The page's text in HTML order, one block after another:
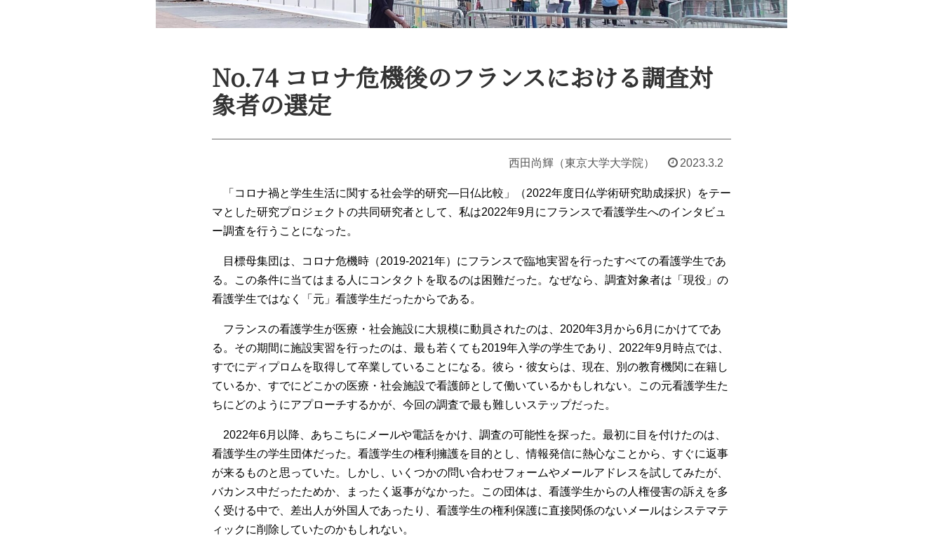
No.74 コロナ危機後のフランスにおける調査対
象者の選定
西田尚輝（東京大学大学院） 2023.3.2
「コロナ禍と学生生活に関する社会学的研究―日仏比較」（2022年度日仏学術研究助成採択）をテー
マとした研究プロジェクトの共同研究者として、私は2022年9月にフランスで看護学生へのインタビュ
ー調査を行うことになった。
目標母集団は、コロナ危機時（2019-2021年）にフランスで臨地実習を行ったすべての看護学生であ
る。この条件に当てはまる人にコンタクトを取るのは困難だった。なぜなら、調査対象者は「現役」の
看護学生ではなく「元」看護学生だったからである。
フランスの看護学生が医療・社会施設に大規模に動員されたのは、2020年3月から6月にかけてであ
る。その期間に施設実習を行ったのは、最も若くても2019年入学の学生であり、2022年9月時点では、
すでにディプロムを取得して卒業していることになる。彼ら・彼女らは、現在、別の教育機関に在籍し
ているか、すでにどこかの医療・社会施設で看護師として働いているかもしれない。この元看護学生た
ちにどのようにアプローチするかが、今回の調査で最も難しいステップだった。
2022年6月以降、あちこちにメールや電話をかけ、調査の可能性を探った。最初に目を付けたのは、
看護学生の学生団体だった。看護学生の権利擁護を目的とし、情報発信に熱心なことから、すぐに返事
が来るものと思っていた。しかし、いくつかの問い合わせフォームやメールアドレスを試してみたが、
バカンス中だったためか、まったく返事がなかった。この団体は、看護学生からの人権侵害の訴えを多
く受ける中で、差出人が外国人であったり、看護学生の権利保護に直接関係のないメールはシステマテ
ィックに削除していたのかもしれない。